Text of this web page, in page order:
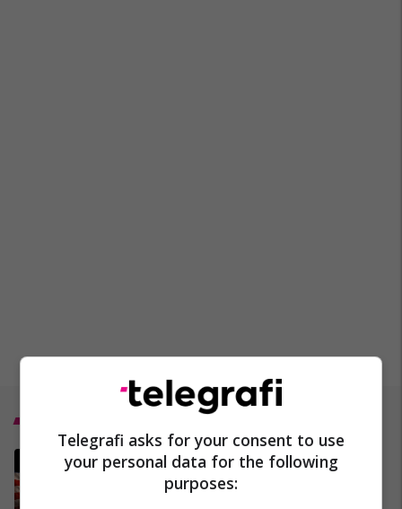
Gjithçka ndodhi deri më 2 prill
nga lufta në Iran dhe Lindjen e
Mesme - MINUTË PAS MINUTE
Telegrafi asks for your consent to use
your personal data for the following
purposes: